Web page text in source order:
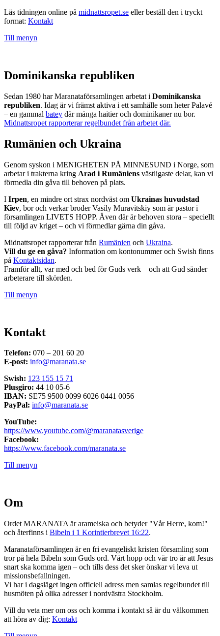
Läs tidningen online på midnattsropet.se eller beställ den i tryckt
format: Kontakt
Till menyn
Dominikanska republiken
Sedan 1980 har Maranataförsamlingen arbetat i Dominikanska
republiken. Idag är vi främst aktiva i ett samhälle som heter Palavé
– en gammal batey där många haitier och dominikaner nu bor.
Midnattsropet rapporterar regelbundet från arbetet där.
Rumänien och Ukraina
Genom syskon i MENIGHETEN PÅ MINNESUND i Norge, som
arbetar i trakterna kring Arad i Rumäniens västligaste delar, kan vi
förmedla din gåva till behoven på plats.
I Irpen, en mindre ort strax nordväst om Ukrainas huvudstad
Kiev, bor och verkar broder Vasily Muravitskiy som är pastor i
församlingen LIVETS HOPP. Även där är behoven stora – speciellt
till följd av kriget – och vi förmedlar gärna din gåva.
Midnattsropet rapporterar från Rumänien och Ukraina.
Vill du ge en gåva? Information om kontonummer och Swish finns
på Kontaktsidan.
Framför allt, var med och bed för Guds verk – och att Gud sänder
arbeterare till skörden.
Till menyn
Kontakt
Telefon: 070 – 201 60 20
E-post: info@maranata.se
Swish: 123 155 15 71
Plusgiro: 44 10 05-6
IBAN: SE75 9500 0099 6026 0441 0056
PayPal: info@maranata.se
YouTube:
https://www.youtube.com/@maranatasverige
Facebook:
https://www.facebook.com/maranata.se
Till menyn
Om
Ordet MARANATA är arameiska och betyder "Vår Herre, kom!"
och återfinns i Bibeln i 1 Korintierbrevet 16:22.
Maranataförsamlingen är en fri evangeliskt kristen församling som
tror på hela Bibeln som Guds ord. Vårt hopp och vår tro är att Jesus
snart ska komma igen – och tills dess det sker önskar vi leva ut
missionsbefallningen.
Vi har i dagsläget ingen officiell adress men samlas regelbundet till
husmöten på olika adresser i nordvästra Stockholm.
Vill du veta mer om oss och komma i kontakt så är du välkommen
att höra av dig: Kontakt